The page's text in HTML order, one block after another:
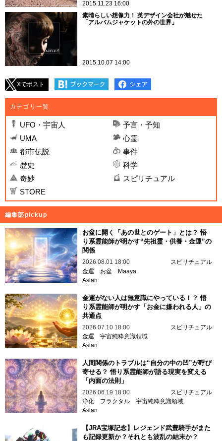
2015.11.23 16:00
素晴らしい想像力！ 英デザイン会社が魅せた
「アルバムジャケットの外の世界」
2015.10.07 14:00
Xでポスト
カテゴリ一覧
UFO・宇宙人
予言・予知
UMA
心霊
都市伝説
事件
歴史
科学
奇妙
スピリチュアル
STORE
編集部pickup
お盆に開く「あの世とのゲート」とは？ 悟
り系霊能師が明かす“先祖霊・供養・金運”の
関係
2026.08.01 18:00
スピリチュアル
金運
お盆
Maaya
Aslan
金運がない人は無意識にやっている！？ 悟
り系霊能師が明かす「お金に嫌われる人」の
共通点
2026.07.10 18:00
スピリチュアル
金運 宇宙純粋意識領域
Aslan
人間関係のトラブルは“自分の中の凹”が呼び
寄せる？ 悟り系霊能師が語る現実を変える
「内面の法則」
2026.06.19 18:00
スピリチュアル
浄化
フラクタル 宇宙純粋意識領域
Aslan
【JRA宝塚記念】レジェンド武豊騎手がまた
も記録更新か？それとも波乱の結末か？